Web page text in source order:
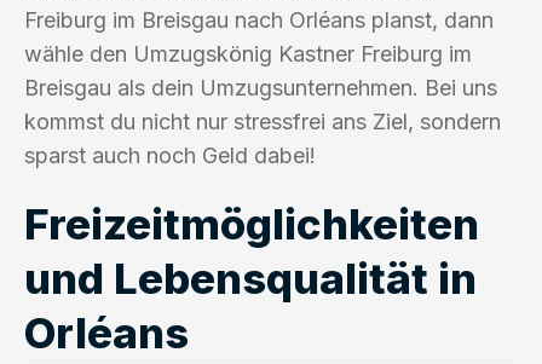
Freiburg im Breisgau nach Orléans planst, dann
wähle den Umzugskönig Kastner Freiburg im
Breisgau als dein Umzugsunternehmen. Bei uns
kommst du nicht nur stressfrei ans Ziel, sondern
sparst auch noch Geld dabei!
Freizeitmöglichkeiten
und Lebensqualität in
Orléans